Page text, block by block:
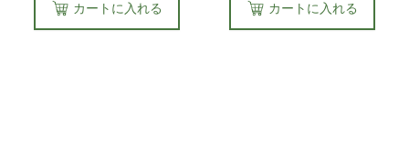
カートに入れる カートに入れる